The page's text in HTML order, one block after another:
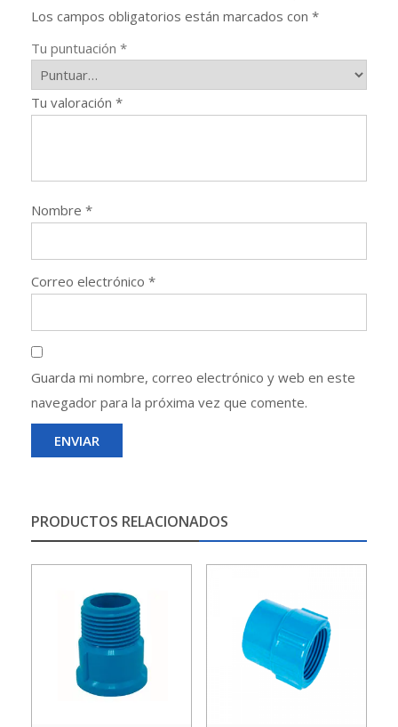
Los campos obligatorios están marcados con *
Tu puntuación *
Tu valoración *
Nombre *
Correo electrónico *
Guarda mi nombre, correo electrónico y web en este
navegador para la próxima vez que comente.
PRODUCTOS RELACIONADOS